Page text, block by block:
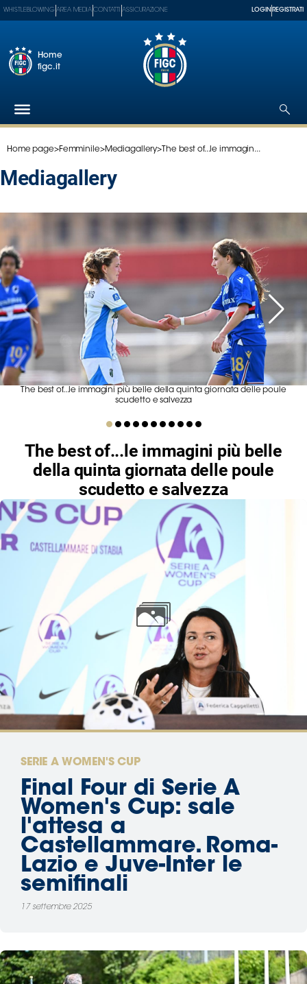
Federazione
Nazionali
Paralimpico
Serie
A
Women
Serie
Femminile
Museo
del
partner
delle
Assicurazione
Cerca
Whistleblowing
Area
Media
Social media
WHISTLEBLOWING AREA MEDIA CONTATTI ASSICURAZIONE LOGIN REGISTRATI
Home
figc.it
Home page>Femminile>Mediagallery> The best of...le immagin...
mediagallery
The best of...le immagini più belle della quinta giornata delle poule
scudetto e salvezza
The best of...le immagini più belle
della quinta giornata delle poule
scudetto e salvezza
SERIE A WOMEN'S CUP
Final Four di Serie A
Women's Cup: sale
l'attesa a
Castellammare. Roma-
Lazio e Juve-Inter le
semifinali
17 settembre 2025